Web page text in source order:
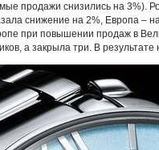
продажи снизились на 3%).
снижение на 2%, Европа –
при повышении продаж в
а закрыла три. В